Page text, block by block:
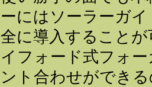
ーにはソーラーガ
全に導入すること
イフォード式フォ
ント合わせができ